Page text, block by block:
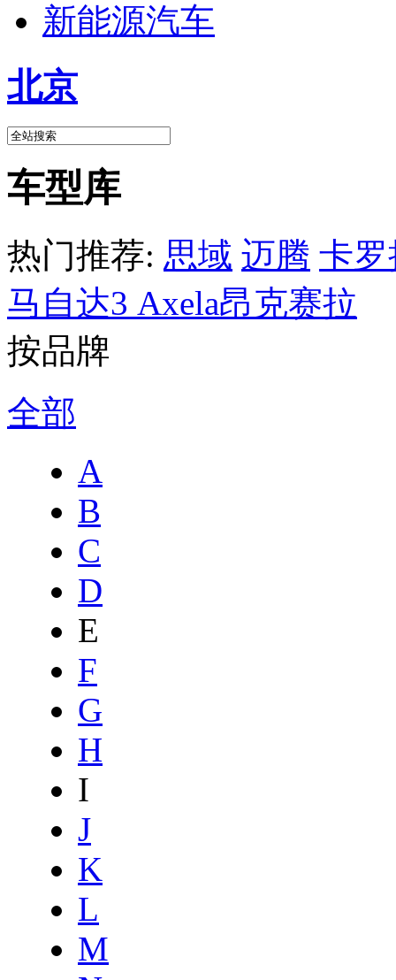
新能源汽车
北京
车型库
热门推荐: 思域 迈腾 卡罗
马自达3 Axela昂克赛拉
按品牌
全部
A
B
C
D
E
F
G
H
I
J
K
L
M